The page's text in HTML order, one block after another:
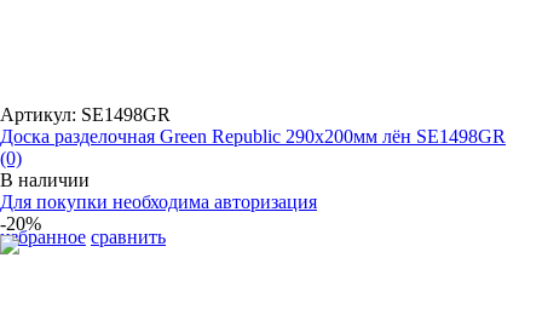
избранное сравнить
Артикул: SE1498GR
Доска разделочная Green Republic 290x200мм лён SE1498GR
(0)
В наличии
Для покупки необходима авторизация
-20%